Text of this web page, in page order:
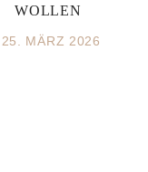
WOLLEN
25. MÄRZ 2026